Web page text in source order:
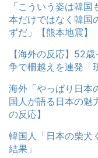
「こういう姿は韓
本だけではなく韓国
ずだ」【熊本地震】
【海外の反応】52
争で柵越えを連発「
海外「やっぱり日本
国人が語る日本の魅
の反応】
韓国人「日本の柴犬
結果」